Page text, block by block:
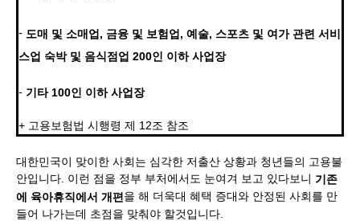
- 도매 및 소매업, 금융 및 보험업, 예술, 스포츠 및 여가 관련 서비
스업 숙박 및 음식점업 200인 이하 사업장
- 기타 100인 이하 사업장
+ 고용보험법 시행령 제 12조 참조
대한민국이 맞이한 사회는 심각한 저출산 상황과 청년들의 고용불
안입니다. 이런 점을 정부 부처에서도 눈여겨 보고 있다보니 ​기존
에 육아휴직에서 개편 ​을 해 더욱대 혜택 증대와 안정된 사회를 만
들어 나가는데 초점을 맞춰야 할것입니다.